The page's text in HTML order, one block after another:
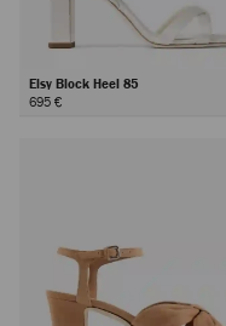
Elsy Block Heel 85
695 €